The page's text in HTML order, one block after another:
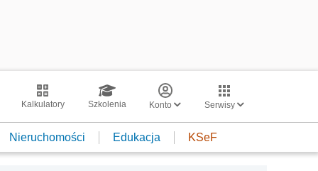
Kalkulatory Szkolenia Konto Serwisy
Nieruchomości Edukacja KSeF